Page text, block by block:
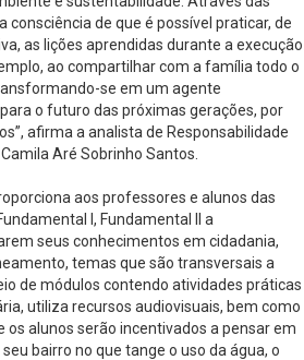
consciência de que é possível praticar, de
as lições aprendidas durante a execução
ao compartilhar com a família todo o
se em um agente
o futuro das próximas gerações, por
afirma a analista de Responsabilidade
Aré Sobrinho Santos.
aos professores e alunos das
I, Fundamental II a
seus conhecimentos em cidadania,
temas que são transversais a
de módulos contendo atividades práticas
utiliza recursos audiovisuais, bem como
os alunos serão incentivados a pensar em
bairro no que tange o uso da água, o